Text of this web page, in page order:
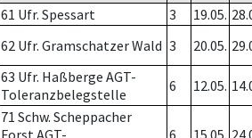
61 Ufr. Spessart 3 19.05.
62 Ufr. Gramschatzer Wald 3 20.05.
63 Ufr. Haßberge AGT-
Toleranzbelegstelle
6 12.05.
71 Schw. Scheppacher